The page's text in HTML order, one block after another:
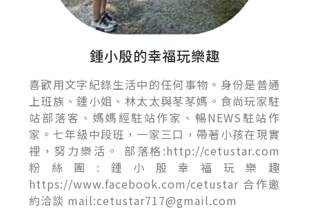
鍾小殷的幸福玩樂趣
喜歡用文字紀錄生活中的任何事物。身份是普通
上班族、鍾小姐、林太太與苳苳媽。食尚玩家駐
站部落客、媽媽經駐站作家、暢NEWS駐站作
家。七年級中段班，一家三口，帶著小孩在現實
裡，努力樂活。 部落格:http://cetustar.com
粉絲團:鍾小殷幸福玩樂趣
https://www.facebook.com/cetustar 合作邀
約洽談 mail:cetustar717@gmail.com